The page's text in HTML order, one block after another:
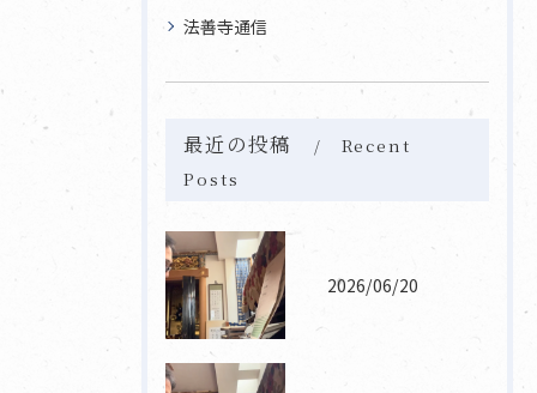
法善寺通信
最近の投稿
Recent
Posts
2026/06/20